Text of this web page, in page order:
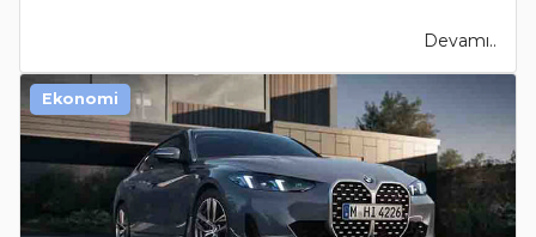
Devamı..
Ekonomi